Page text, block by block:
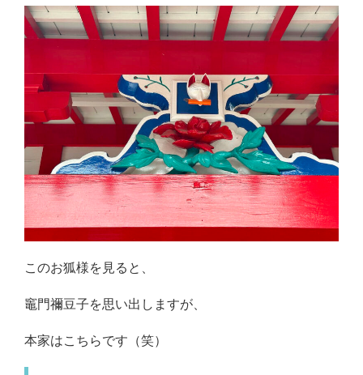
このお狐様を見ると、
竈門禰豆子を思い出しますが、
本家はこちらです（笑）